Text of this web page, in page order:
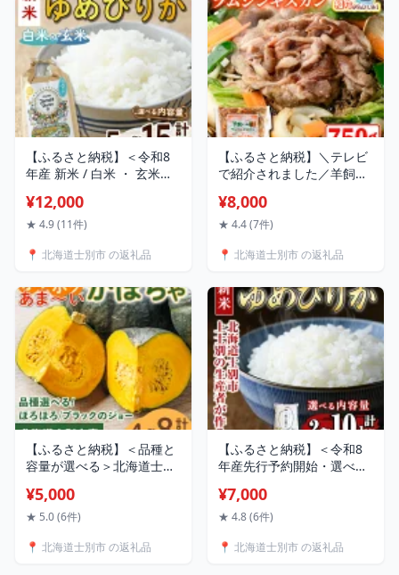
10kg 15kg 2回 4回 6回
【城守商店】
10kg 15kg 2回 4回 6回
【城守商店】
【ふるさと納税】＜令和8
年産 新米 / 白米 ・ 玄米が
ゆめぴりか (5kg・10kg・
15kg) 【先行予約受付中！
定】士別産 米 新米 お米 精
ん ゆめぴりか 北海道産 士
別市 5kg 10kg 15kg 【城守
商店】
¥12,000
★ 4.9 (11件)
📍 北海道士別市 の返礼品
【ふるさと納税】＼テレビ
で紹介されました／羊飼い
ン (750g×1袋) 羊 羊肉 ラム
肉 冷凍 焼肉 ジンギスカン
ス タレ 味付き BBQ バーベ
¥8,000
★ 4.4 (7件)
📍 北海道士別市 の返礼品
【ふるさと納税】＜品種と
容量が選べる＞北海道士別
ョー/ほろほろ (4kg～8kg)
【9月下旬以降/10月中旬以
海道産 国産 カボチャ 南瓜
¥5,000
★ 5.0 (6件)
📍 北海道士別市 の返礼品
【ふるさと納税】＜令和8
年産先行予約開始・選べる
くるゆめぴりか(2kg・
5kg・10kg) 【2026年11月
白米 北海道産 北海道米 ゆ
¥7,000
★ 4.8 (6件)
📍 北海道士別市 の返礼品